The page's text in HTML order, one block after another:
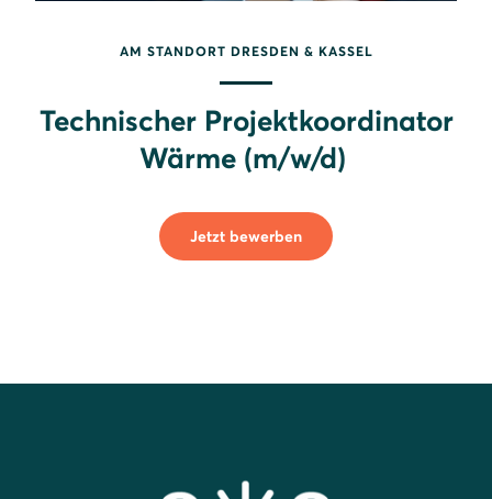
AM STANDORT DRESDEN & KASSEL
Technischer Projektkoordinator
Wärme (m/w/d)
Jetzt bewerben